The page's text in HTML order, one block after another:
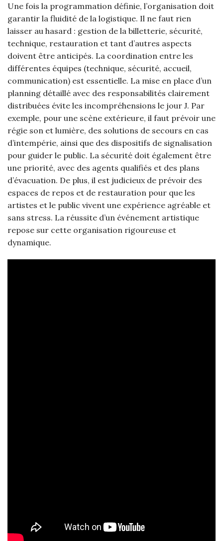
Une fois la programmation définie, l’organisation doit
garantir la fluidité de la logistique. Il ne faut rien
laisser au hasard : gestion de la billetterie, sécurité,
technique, restauration et tant d’autres aspects
doivent être anticipés. La coordination entre les
différentes équipes (technique, sécurité, accueil,
communication) est essentielle. La mise en place d’un
planning détaillé avec des responsabilités clairement
distribuées évite les incompréhensions le jour J. Par
exemple, pour une scène extérieure, il faut prévoir une
régie son et lumière, des solutions de secours en cas
d’intempérie, ainsi que des dispositifs de signalisation
pour guider le public. La sécurité doit également être
une priorité, avec des agents qualifiés et des plans
d’évacuation. De plus, il est judicieux de prévoir des
espaces de repos et de restauration pour que les
artistes et le public vivent une expérience agréable et
sans stress. La réussite d’un événement artistique
repose sur cette organisation rigoureuse et
dynamique.